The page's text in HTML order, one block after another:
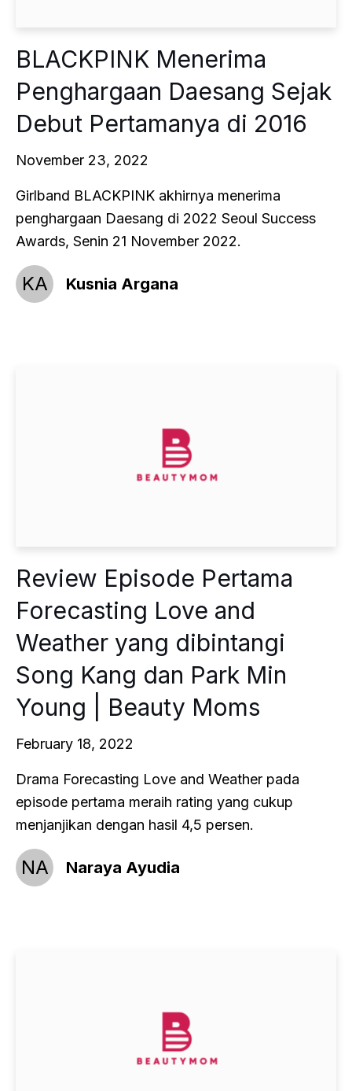
BLACKPINK Menerima
Penghargaan Daesang Sejak
Debut Pertamanya di 2016
November 23, 2022
Girlband BLACKPINK akhirnya menerima
penghargaan Daesang di 2022 Seoul Success
Awards, Senin 21 November 2022.
KA Kusnia Argana
Review Episode Pertama
Forecasting Love and
Weather yang dibintangi
Song Kang dan Park Min
Young | Beauty Moms
February 18, 2022
Drama Forecasting Love and Weather pada
episode pertama meraih rating yang cukup
menjanjikan dengan hasil 4,5 persen.
NA Naraya Ayudia